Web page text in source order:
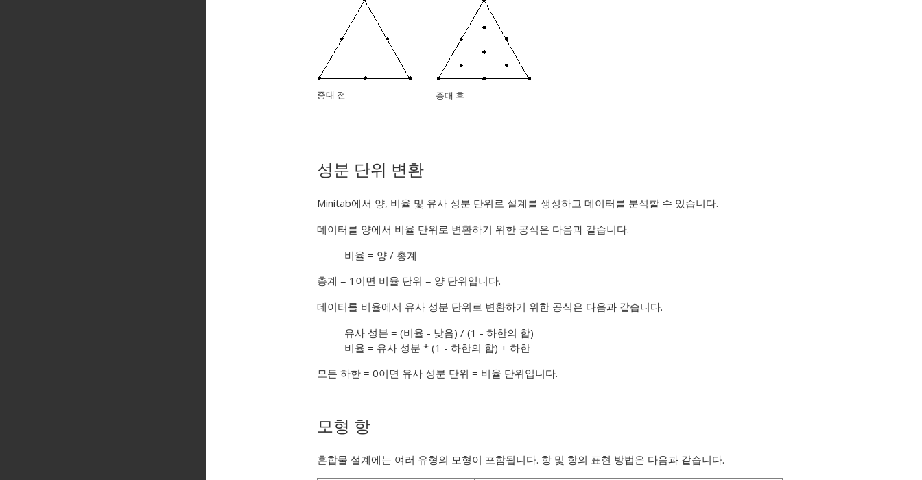
증대 전 증대 후
성분 단위 변환
Minitab에서 양, 비율 및 유사 성분 단위로 설계를 생성하고 데이터를 분석할 수 있습니다.
데이터를 양에서 비율 단위로 변환하기 위한 공식은 다음과 같습니다.
비율 = 양 / 총계
총계 = 1이면 비율 단위 = 양 단위입니다.
데이터를 비율에서 유사 성분 단위로 변환하기 위한 공식은 다음과 같습니다.
유사 성분 = (비율 - 낮음) / (1 - 하한의 합)
비율 = 유사 성분 * (1 - 하한의 합) + 하한
모든 하한 = 0이면 유사 성분 단위 = 비율 단위입니다.
모형 항
혼합물 설계에는 여러 유형의 모형이 포함됩니다. 항 및 항의 표현 방법은 다음과 같습니다.